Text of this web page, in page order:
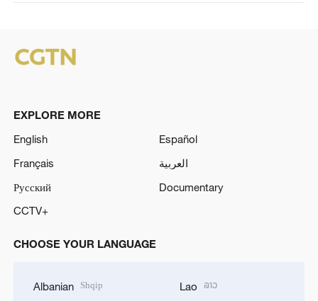
EXPLORE MORE
English
Español
Français
العربية
Русский
Documentary
CCTV+
CHOOSE YOUR LANGUAGE
Albanian Shqip Lao ລາວ